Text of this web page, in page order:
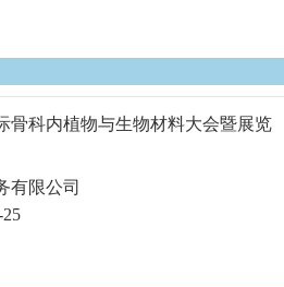
骨科内植物与生物材料大会暨展览
有限公司